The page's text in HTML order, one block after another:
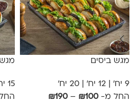
מגש ביסים
9 יח' | 12 יח' | 20 יח'
החל מ-
₪100
–
₪190
15 יח' | 25 יח'